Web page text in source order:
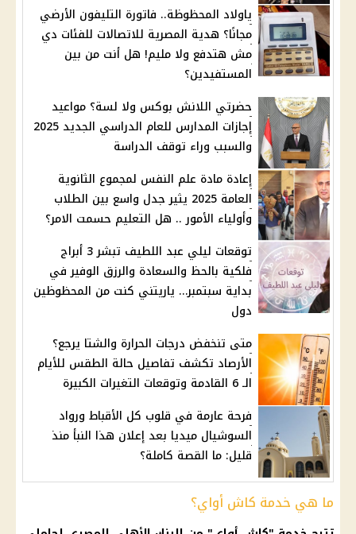
ياولاد المحظوظة.. فاتورة التليفون الأرضي
مجانًا؟ هدية المصرية للاتصالات للفئات دي
مش هتدفع ولا مليم! هل أنت من بين
المستفيدين؟
حضرتي اللانش بوكس ولا لسة؟ مواعيد
إجازات المدارس للعام الدراسي الجديد 2025
والسبب وراء توقف الدراسة
إعادة مادة علم النفس لمجموع الثانوية
العامة 2025 يثير جدل واسع بين الطلاب
وأولياء الأمور .. هل التعليم حسمت الامر؟
توقعات ليلي عبد اللطيف تبشر 3 أبراج
فلكية بالحظ والسعادة والرزق الوفير في
بداية سبتمبر… ياريتني كنت من المحظوظين
دول
متى تنخفض درجات الحرارة والشتا يرجع؟
الأرصاد تكشف تفاصيل حالة الطقس للأيام
الـ 6 القادمة وتوقعات التغيرات الكبيرة
فرحة عارمة في قلوب كل الأقباط ورواد
السوشيال ميديا بعد إعلان هذا النبأ منذ
قليل: ما القصة كاملة؟
ما هي خدمة كاش أواي؟